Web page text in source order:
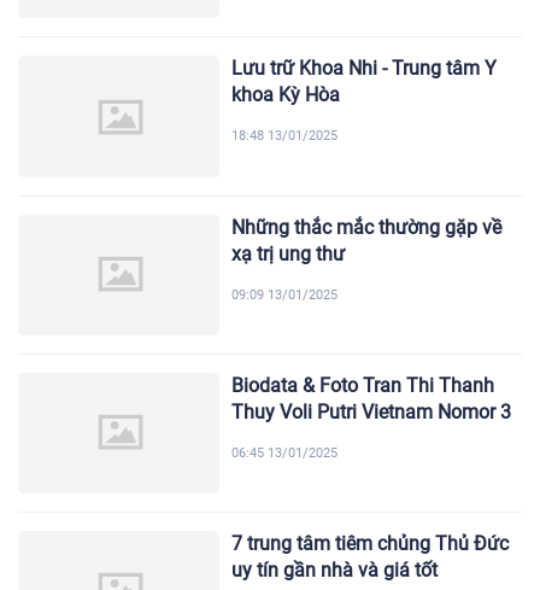
Lưu trữ Khoa Nhi - Trung tâm Y
khoa Kỳ Hòa
18:48 13/01/2025
Những thắc mắc thường gặp về
xạ trị ung thư
09:09 13/01/2025
Biodata & Foto Tran Thi Thanh
Thuy Voli Putri Vietnam Nomor 3
06:45 13/01/2025
7 trung tâm tiêm chủng Thủ Đức
uy tín gần nhà và giá tốt